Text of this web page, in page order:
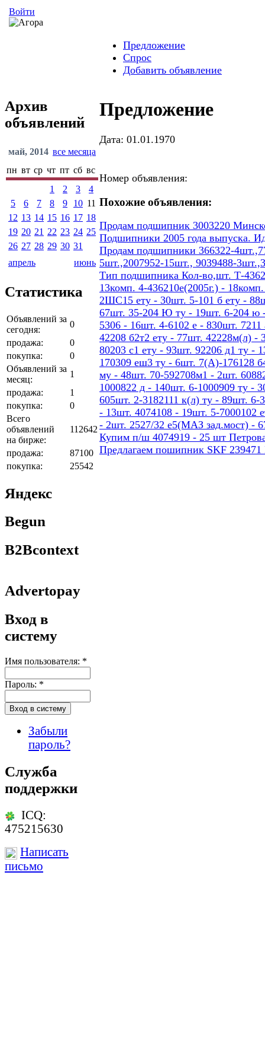
Войти
Предложение
Спрос
Добавить объявление
Архив
объявлений
май, 2014 все месяца
пн вт ср чт пт сб вс
1
2 3
4
5
6 7 8 9 10 11
12 13 14 15 16 17 18
19 20 21 22 23 24 25
26 27 28 29 30 31
апрель
июнь
Статистика
Объявлений за
сегодня:
0
продажа:
0
покупка:
0
Объявлений за
месяц:
1
продажа:
1
покупка:
0
Всего
объявлений
на бирже:
112642
продажа:
87100
покупка:
25542
Яндекс
Begun
B2Bcontext
Advertopay
Вход в
систему
Имя пользователя: *
Пароль: *
Забыли
пароль?
Служба
поддержки
ICQ:
475215630
Написать
письмо
Предложение
Дата: 01.01.1970
Номер объявления:
Похожие объявления:
Продам подшипник 3003220
Подшипники 2005 года выпуска.
Продам подшипники 366322-
5шт.,2007952-15шт., 9039488-
Тип подшипника Кол-во,шт. Т-
13комп. 4-436210е(2005г.) -
2ШС15 ету - 30шт. 5-101 б ету -
67шт. 35-204 Ю ту - 19шт. 6-204 ю
5306 - 16шт. 4-6102 е - 830шт.
42208 б2т2 ету - 77шт. 42228м(л)
80203 с1 ету - 93шт. 92206 д1 ту
170309 еш3 ту - 6шт. 7(А)-176128
му - 48шт. 70-592708м1 - 2шт.
1000822 д - 140шт. 6-1000909 ту -
605шт. 2-3182111 к(л) ту - 89шт.
- 13шт. 4074108 - 19шт. 5-7000102
- 2шт. 2527/32 е5(МАЗ зад.мост) -
Купим п/ш 4074919 - 25 шт
Предлагаем пошипник SKF 239471